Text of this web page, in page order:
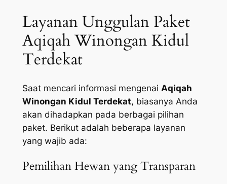
Layanan Unggulan Paket
Aqiqah Winongan Kidul
Terdekat
Saat mencari informasi mengenai Aqiqah
Winongan Kidul Terdekat, biasanya Anda
akan dihadapkan pada berbagai pilihan
paket. Berikut adalah beberapa layanan
yang wajib ada:
Pemilihan Hewan yang Transparan